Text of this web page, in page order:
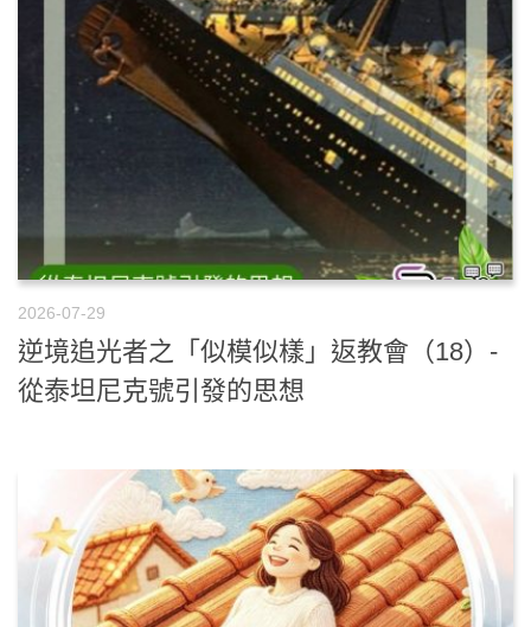
2026-07-29
逆境追光者之「似模似樣」返教會（18）-
從泰坦尼克號引發的思想